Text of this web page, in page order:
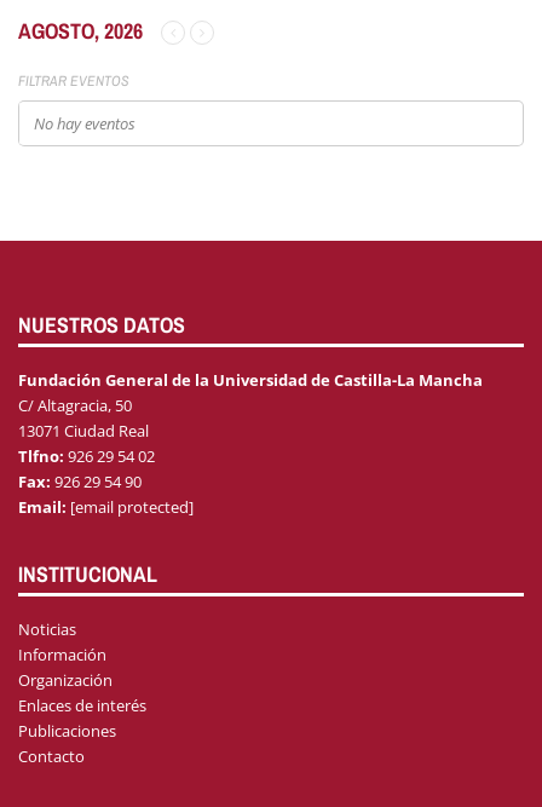
AGOSTO, 2026
FILTRAR EVENTOS
No hay eventos
NUESTROS DATOS
Fundación General de la Universidad de Castilla-La Mancha
C/ Altagracia, 50
13071 Ciudad Real
Tlfno: 926 29 54 02
Fax: 926 29 54 90
Email: [email protected]
INSTITUCIONAL
Noticias
Información
Organización
Enlaces de interés
Publicaciones
Contacto